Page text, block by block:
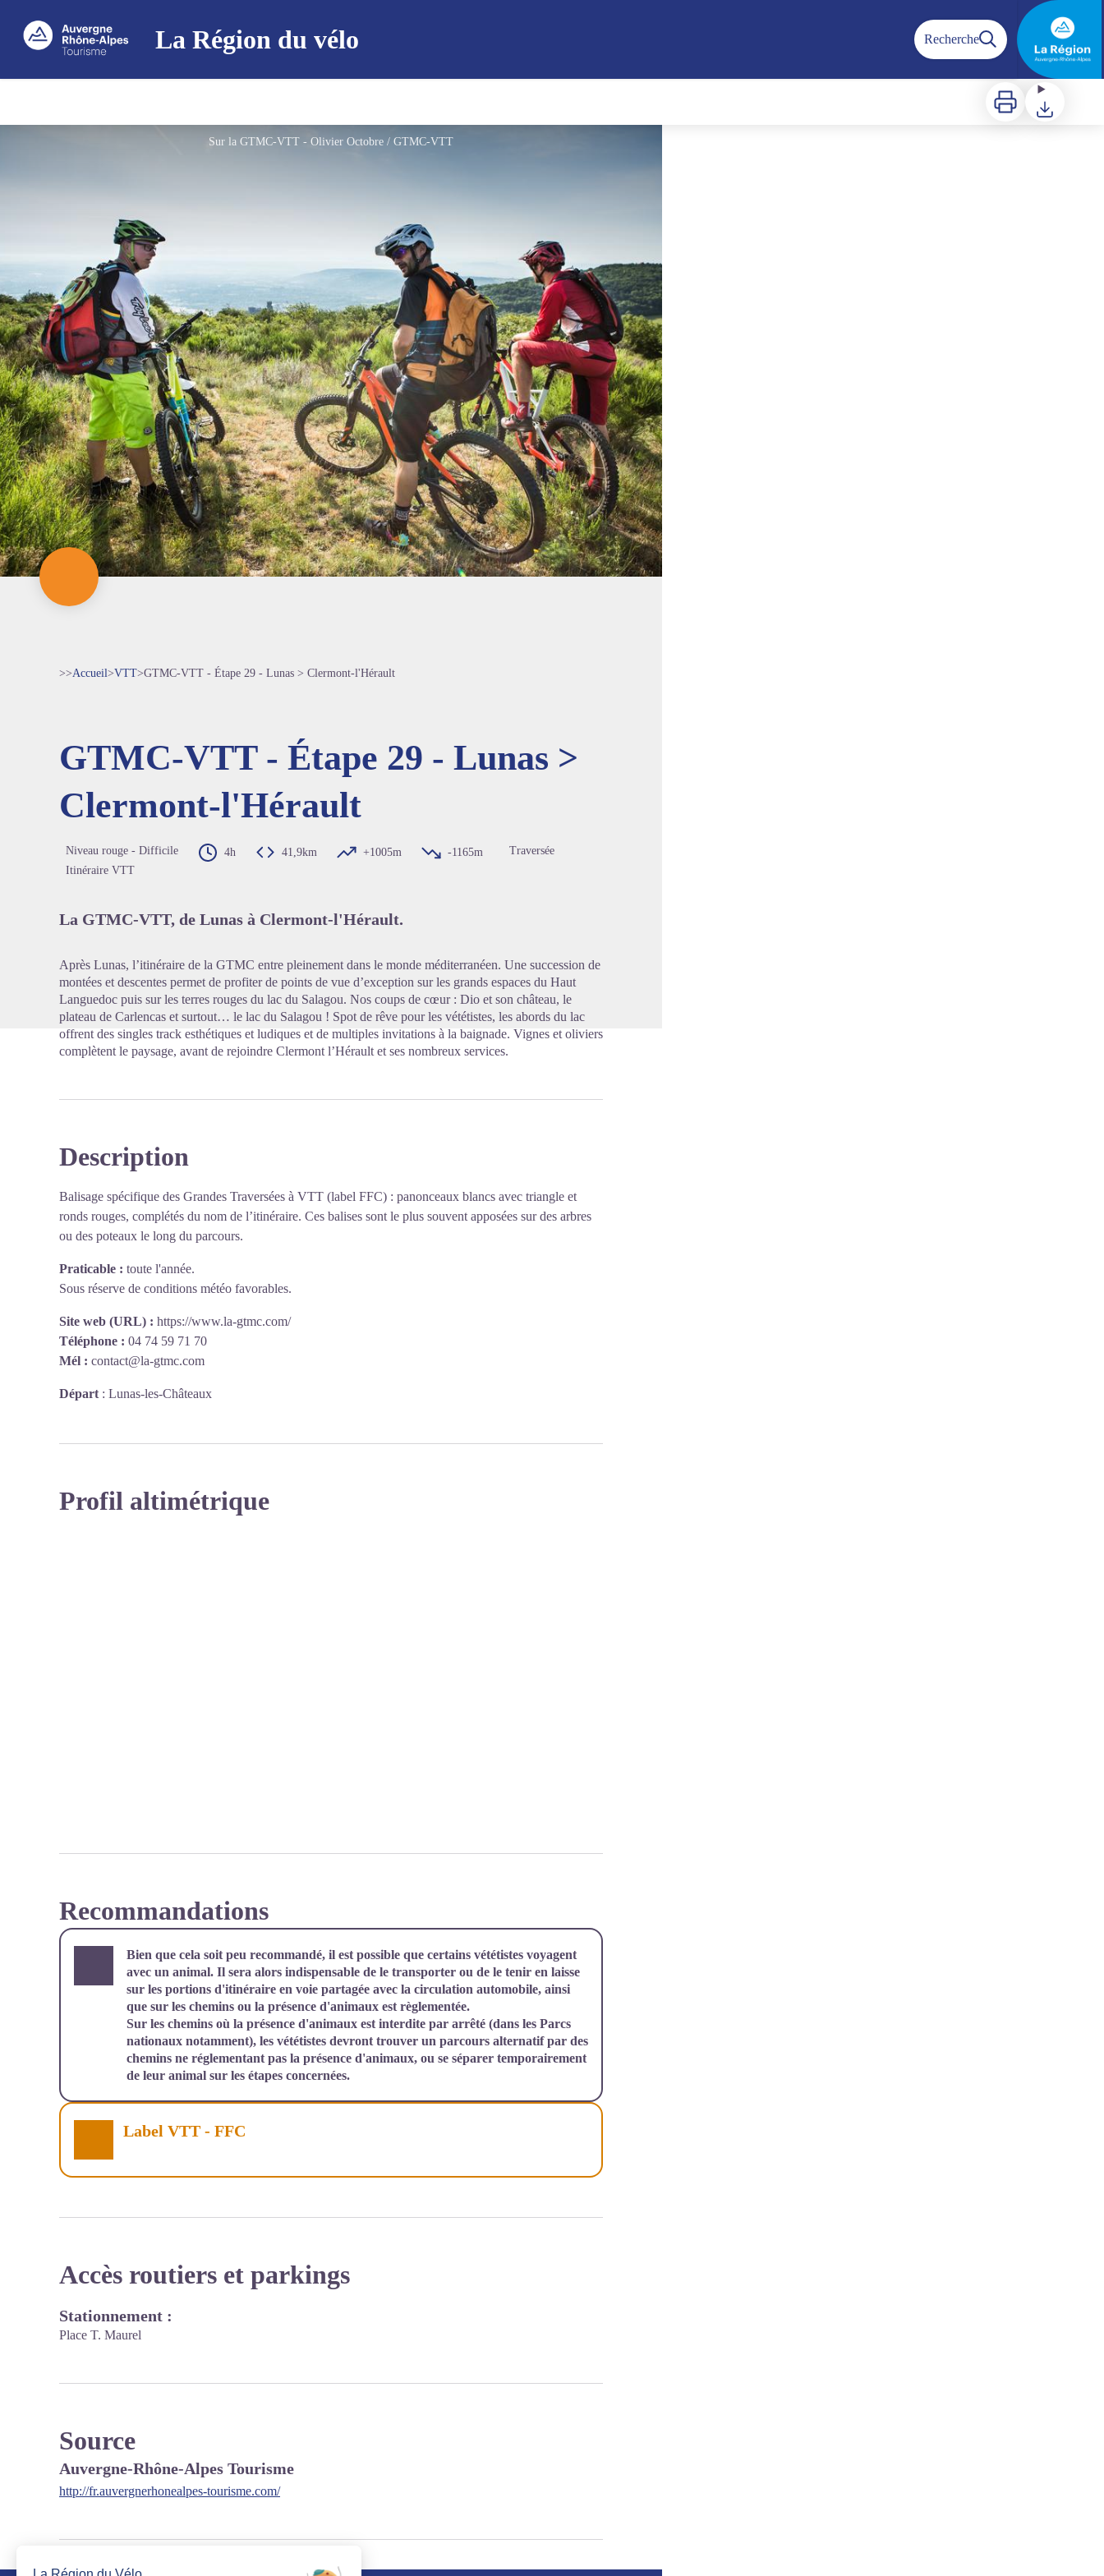
La Région du vélo Recherche
Imprimer Télécharger
Sur la GTMC-VTT - Olivier Octobre / GTMC-VTT
Voir l'image en plein écran
>>Accueil>VTT>GTMC-VTT - Étape 29 - Lunas > Clermont-l'Hérault
GTMC-VTT - Étape 29 - Lunas >
Clermont-l'Hérault
Niveau rouge - Difficile 4h 41,9km +1005m -1165m
Traversée
Itinéraire VTT
La GTMC-VTT, de Lunas à Clermont-l'Hérault.
Après Lunas, l’itinéraire de la GTMC entre pleinement dans le monde méditerranéen. Une succession de
montées et descentes permet de profiter de points de vue d’exception sur les grands espaces du Haut
Languedoc puis sur les terres rouges du lac du Salagou. Nos coups de cœur : Dio et son château, le
plateau de Carlencas et surtout… le lac du Salagou ! Spot de rêve pour les vététistes, les abords du lac
offrent des singles track esthétiques et ludiques et de multiples invitations à la baignade. Vignes et oliviers
complètent le paysage, avant de rejoindre Clermont l’Hérault et ses nombreux services.
Description
Balisage spécifique des Grandes Traversées à VTT (label FFC) : panonceaux blancs avec triangle et
ronds rouges, complétés du nom de l’itinéraire. Ces balises sont le plus souvent apposées sur des arbres
ou des poteaux le long du parcours.
Praticable : toute l'année.
Sous réserve de conditions météo favorables.
Site web (URL) : https://www.la-gtmc.com/
Téléphone : 04 74 59 71 70
Mél : contact@la-gtmc.com
Départ : Lunas-les-Châteaux
Profil altimétrique
Recommandations
Bien que cela soit peu recommandé, il est possible que certains vététistes voyagent
avec un animal. Il sera alors indispensable de le transporter ou de le tenir en laisse
sur les portions d'itinéraire en voie partagée avec la circulation automobile, ainsi
que sur les chemins ou la présence d'animaux est règlementée.
Sur les chemins où la présence d'animaux est interdite par arrêté (dans les Parcs
nationaux notamment), les vététistes devront trouver un parcours alternatif par des
chemins ne réglementant pas la présence d'animaux, ou se séparer temporairement
de leur animal sur les étapes concernées.
Label VTT - FFC
Accès routiers et parkings
Stationnement :
Place T. Maurel
Source
Auvergne-Rhône-Alpes Tourisme
http://fr.auvergnerhonealpes-tourisme.com/